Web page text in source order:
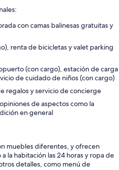
con camas balinesas gratuitas y
renta de bicicletas y valet parking
(con cargo), estación de carga
de cuidado de niños (con cargo)
regalos y servicio de concierge
de aspectos como la
en general
muebles diferentes, y ofrecen
la habitación las 24 horas y ropa de
detalles, como menú de